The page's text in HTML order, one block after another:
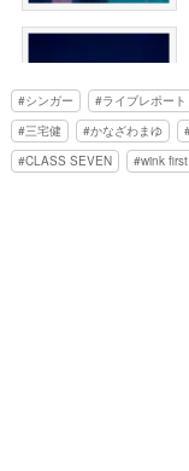
シンガー ライブレポート
三宅健
かなざわまゆ
CLASS SEVEN
wink first